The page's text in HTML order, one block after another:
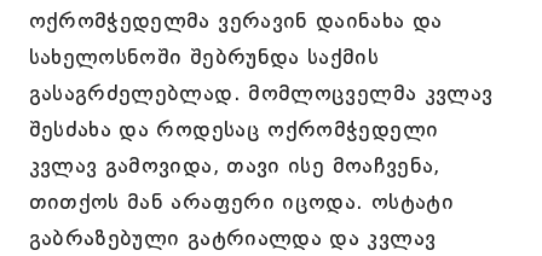
ოქრომჭედელმა ვერავინ დაინახა და
სახელოსნოში შებრუნდა საქმის
გასაგრძელებლად. მომლოცველმა კვლავ
შესძახა და როდესაც ოქრომჭედელი
კვლავ გამოვიდა, თავი ისე მოაჩვენა,
თითქოს მან არაფერი იცოდა. ოსტატი
გაბრაზებული გატრიალდა და კვლავ